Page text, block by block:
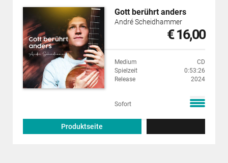
Gott berührt anders
André Scheidhammer
€ 16,00
Medium
CD
Spielzeit
0:53:26
Release
2024
Sofort
Produktseite